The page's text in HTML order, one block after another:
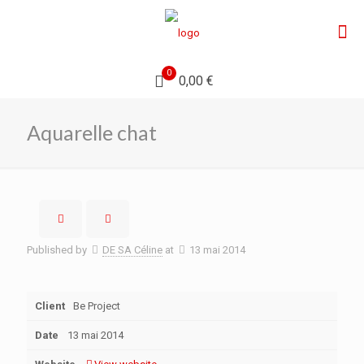
0
0,00 €
Aquarelle chat
Published by DE SA Céline at 13 mai 2014
Client Be Project
Date 13 mai 2014